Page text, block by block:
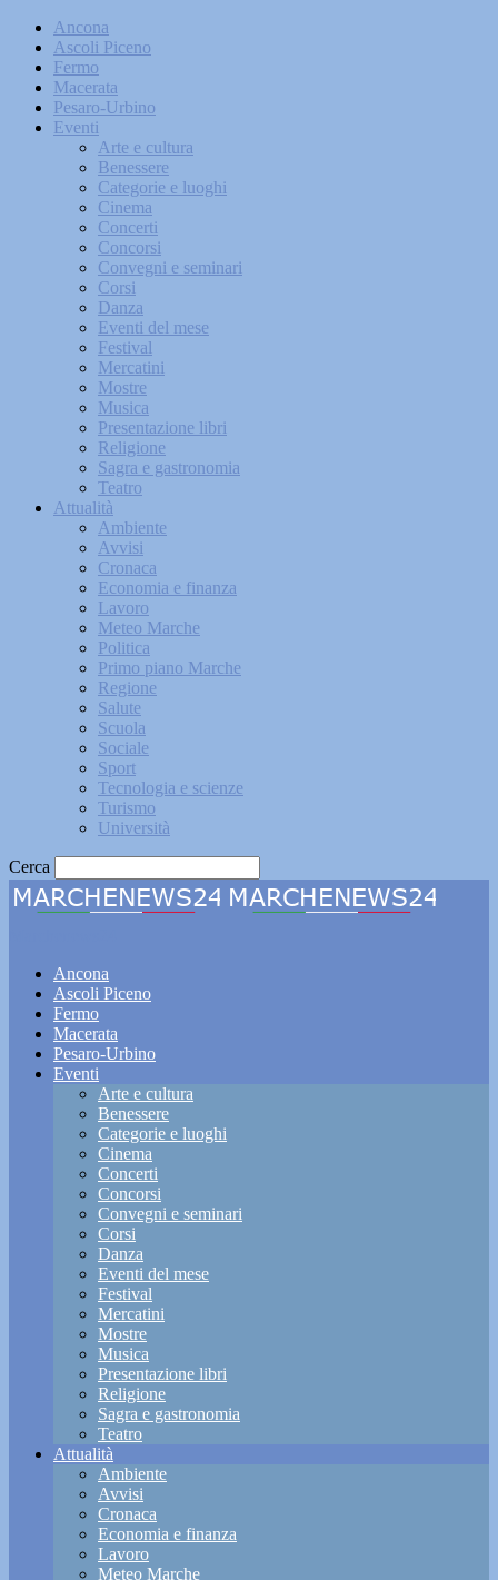
Ancona
Ascoli Piceno
Fermo
Macerata
Pesaro-Urbino
Eventi
Arte e cultura
Benessere
Categorie e luoghi
Cinema
Concerti
Concorsi
Convegni e seminari
Corsi
Danza
Eventi del mese
Festival
Mercatini
Mostre
Musica
Presentazione libri
Religione
Sagra e gastronomia
Teatro
Attualità
Ambiente
Avvisi
Cronaca
Economia e finanza
Lavoro
Meteo Marche
Politica
Primo piano Marche
Regione
Salute
Scuola
Sociale
Sport
Tecnologia e scienze
Turismo
Università
Cerca
Ancona
Ascoli Piceno
Fermo
Macerata
Pesaro-Urbino
Eventi
Arte e cultura
Benessere
Categorie e luoghi
Cinema
Concerti
Concorsi
Convegni e seminari
Corsi
Danza
Eventi del mese
Festival
Mercatini
Mostre
Musica
Presentazione libri
Religione
Sagra e gastronomia
Teatro
Attualità
Ambiente
Avvisi
Cronaca
Economia e finanza
Lavoro
Meteo Marche